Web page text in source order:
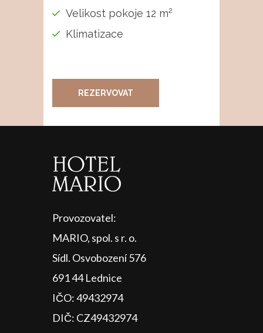
Velikost pokoje 12 m²
Klimatizace
REZERVOVAT
Provozovatel:
MARIO, spol. s r. o.
Sídl. Osvobození 576
691 44 Lednice
IČO: 49432974
DIČ: CZ49432974